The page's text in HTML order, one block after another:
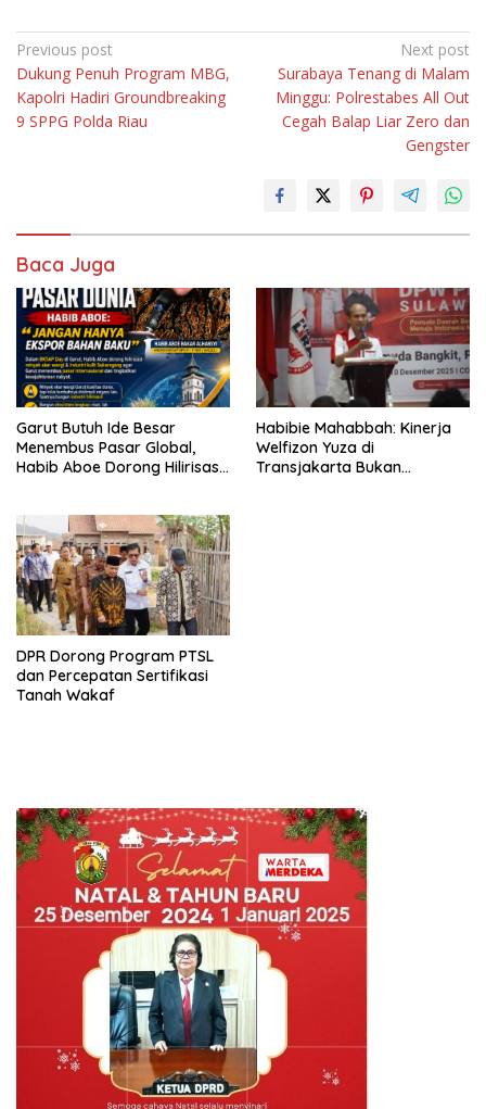
Navigasi
pos
Previous post
Dukung Penuh Program MBG,
Kapolri Hadiri Groundbreaking
9 SPPG Polda Riau
Next post
Surabaya Tenang di Malam
Minggu: Polrestabes All Out
Cegah Balap Liar Zero dan
Gengster
Baca Juga
Garut Butuh Ide Besar
Menembus Pasar Global,
Habib Aboe Dorong Hilirisasi
Habibie Mahabbah: Kinerja
Welfizon Yuza di
Transjakarta Bukan
DPR Dorong Program PTSL
dan Percepatan Sertifikasi
Tanah Wakaf